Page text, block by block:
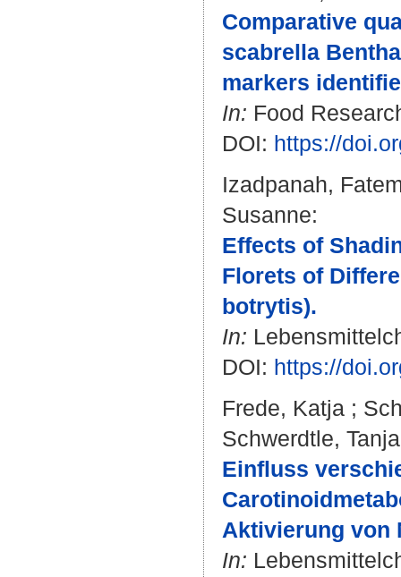
Comparative
scabrella
markers
In: Food
DOI: https://
Izadpanah,
Susanne:
Effects of
Florets of
botrytis).
In:
DOI: https://
Frede, Katja ;
Schwerdtle, Tanja
Einfluss
Aktivierung von
In: